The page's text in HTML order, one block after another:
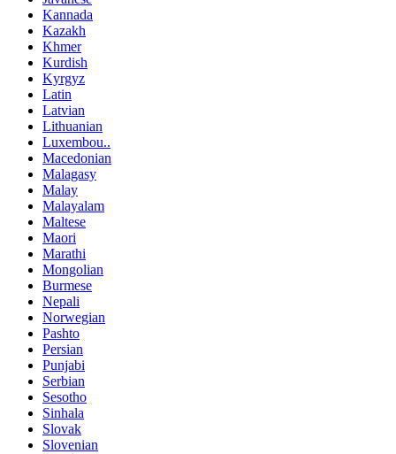
Kannada
Kazakh
Khmer
Kurdish
Kyrgyz
Latin
Latvian
Lithuanian
Luxembou..
Macedonian
Malagasy
Malay
Malayalam
Maltese
Maori
Marathi
Mongolian
Burmese
Nepali
Norwegian
Pashto
Persian
Punjabi
Serbian
Sesotho
Sinhala
Slovak
Slovenian